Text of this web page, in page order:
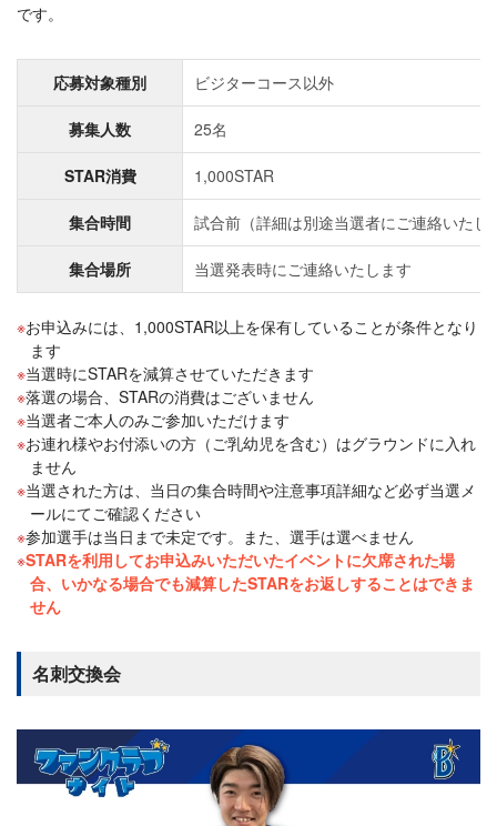
です。
応募対象種別 ビジターコース以外
募集人数 25名
STAR消費 1,000STAR
集合時間 試合前（詳細は別途当選者にご連絡いたし
集合場所 当選発表時にご連絡いたします
お申込みには、1,000STAR以上を保有していることが条件となり
ます
当選時にSTARを減算させていただきます
落選の場合、STARの消費はございません
当選者ご本人のみご参加いただけます
お連れ様やお付添いの方（ご乳幼児を含む）はグラウンドに入れ
ません
当選された方は、当日の集合時間や注意事項詳細など必ず当選メ
ールにてご確認ください
参加選手は当日まで未定です。また、選手は選べません
STARを利用してお申込みいただいたイベントに欠席された場
合、いかなる場合でも減算したSTARをお返しすることはできま
せん
名刺交換会